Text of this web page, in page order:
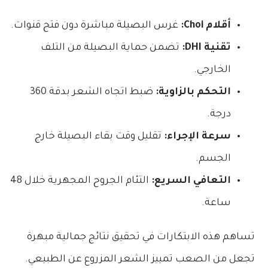
أقلام Choi: غرس البصيلة مباشرة دون فتح قنوات.
تقنية DHI: تضمن حماية البصيلة من التلف
الخارجي.
التحكم بالزاوية: ضبط اتجاه الشعر بدقة 360
درجة.
سرعة الإجراء: تقليل وقت بقاء البصيلة خارج
الجسم.
التعافي السريع: التئام الجروح المجهرية خلال 48
ساعة.
تساهم هذه الابتكارات في تحقيق نتائج جمالية مبهرة
تجعل من الصعب تمييز الشعر المزروع عن الطبيعي.